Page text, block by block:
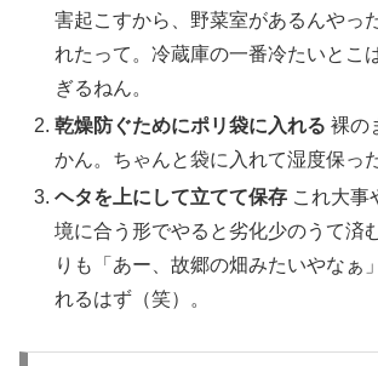
害起こすから、野菜室があるんやっ
れたって。冷蔵庫の一番冷たいとこ
ぎるねん。
乾燥防ぐためにポリ袋に入れる 裸の
かん。ちゃんと袋に入れて湿度保っ
ヘタを上にして立てて保存 これ大事
境に合う形でやると劣化少のうて済
りも「あー、故郷の畑みたいやなぁ
れるはず（笑）。